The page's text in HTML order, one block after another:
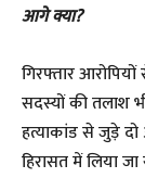
आगे क्या?
गिरफ्तार
सदस्यों की तलाश
हत्याकांड से जुड़े
हिरासत में लिया